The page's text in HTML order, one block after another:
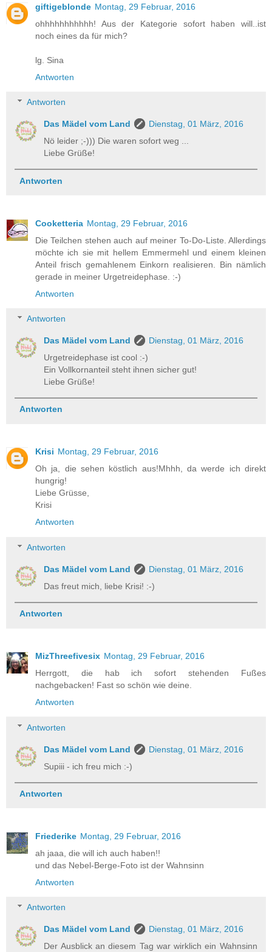
giftigeblonde Montag, 29 Februar, 2016
ohhhhhhhhhhh! Aus der Kategorie sofort haben will..ist
noch eines da für mich?
lg. Sina
Antworten
Antworten
Das Mädel vom Land
Dienstag, 01 März, 2016
Nö leider ;-))) Die waren sofort weg ...
Liebe Grüße!
Antworten
Cooketteria Montag, 29 Februar, 2016
Die Teilchen stehen auch auf meiner To-Do-Liste. Allerdings
möchte ich sie mit hellem Emmermehl und einem kleinen
Anteil frisch gemahlenem Einkorn realisieren. Bin nämlich
gerade in meiner Urgetreidephase. :-)
Antworten
Antworten
Das Mädel vom Land
Dienstag, 01 März, 2016
Urgetreidephase ist cool :-)
Ein Vollkornanteil steht ihnen sicher gut!
Liebe Grüße!
Antworten
Krisi Montag, 29 Februar, 2016
Oh ja, die sehen köstlich aus!Mhhh, da werde ich direkt
hungrig!
Liebe Grüsse,
Krisi
Antworten
Antworten
Das Mädel vom Land
Dienstag, 01 März, 2016
Das freut mich, liebe Krisi! :-)
Antworten
MizThreefivesix Montag, 29 Februar, 2016
Herrgott, die hab ich sofort stehenden Fußes
nachgebacken! Fast so schön wie deine.
Antworten
Antworten
Das Mädel vom Land
Dienstag, 01 März, 2016
Supiii - ich freu mich :-)
Antworten
Friederike Montag, 29 Februar, 2016
ah jaaa, die will ich auch haben!!
und das Nebel-Berge-Foto ist der Wahnsinn
Antworten
Antworten
Das Mädel vom Land
Dienstag, 01 März, 2016
Der Ausblick an diesem Tag war wirklich ein Wahnsinn